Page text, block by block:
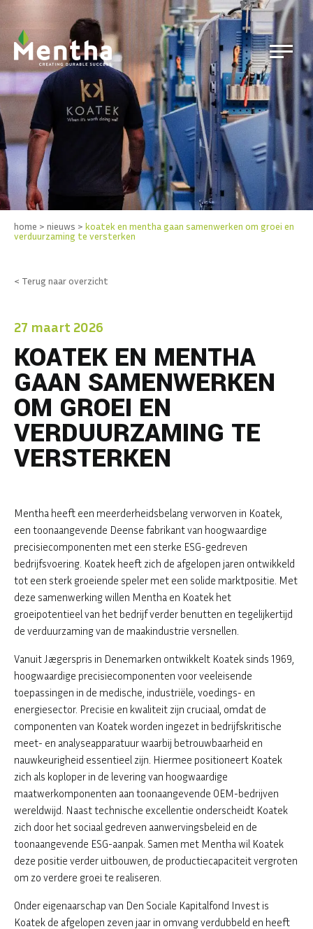
home > nieuws > koatek en mentha gaan samenwerken om groei en
verduurzaming te versterken
< Terug naar overzicht
27 maart 2026
KOATEK EN MENTHA
GAAN SAMENWERKEN
OM GROEI EN
VERDUURZAMING TE
VERSTERKEN
Mentha heeft een meerderheidsbelang verworven in Koatek,
een toonaangevende Deense fabrikant van hoogwaardige
precisiecomponenten met een sterke ESG-gedreven
bedrijfsvoering. Koatek heeft zich de afgelopen jaren ontwikkeld
tot een sterk groeiende speler met een solide marktpositie. Met
deze samenwerking willen Mentha en Koatek het
groeipotentieel van het bedrijf verder benutten en tegelijkertijd
de verduurzaming van de maakindustrie versnellen.
Vanuit Jægerspris in Denemarken ontwikkelt Koatek sinds 1969,
hoogwaardige precisiecomponenten voor veeleisende
toepassingen in de medische, industriële, voedings- en
energiesector. Precisie en kwaliteit zijn cruciaal, omdat de
componenten van Koatek worden ingezet in bedrijfskritische
meet- en analyseapparatuur waarbij betrouwbaarheid en
nauwkeurigheid essentieel zijn. Hiermee positioneert Koatek
zich als koploper in de levering van hoogwaardige
maatwerkomponenten aan toonaangevende OEM-bedrijven
wereldwijd. Naast technische excellentie onderscheidt Koatek
zich door het sociaal gedreven aanwervingsbeleid en de
toonaangevende ESG-aanpak. Samen met Mentha wil Koatek
deze positie verder uitbouwen, de productiecapaciteit vergroten
om zo verdere groei te realiseren.
Onder eigenaarschap van Den Sociale Kapitalfond Invest is
Koatek de afgelopen zeven jaar in omvang verdubbeld en heeft